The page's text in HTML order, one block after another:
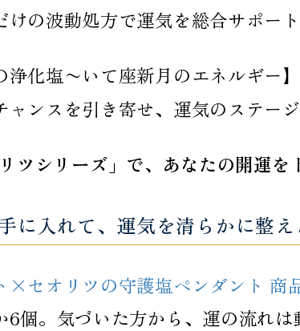
の波動処方で運気を総合サポート
浄化塩〜いて座新月のエネルギー
ンスを引き寄せ、運気のステージ
リツシリーズ」で、あなたの開運を
に入れて、運気を清らかに整え
×セオリツの守護塩ペンダント 商
6個。気づいた方から、運の流れは